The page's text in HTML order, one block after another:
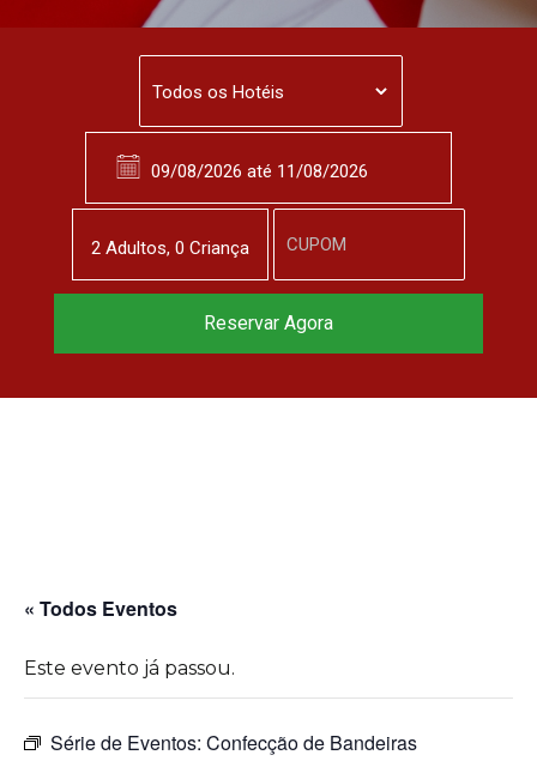
« Todos Eventos
Este evento já passou.
Série de Eventos: Confecção de Bandeiras
2 Adultos, 0 Criança
Reservar Agora